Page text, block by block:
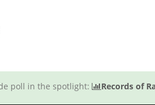
poll in the spotlight: Records of